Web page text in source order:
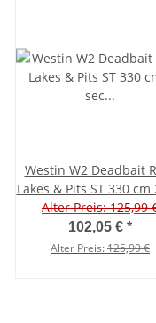
Westin W2 Deadbait
Lakes & Pits ST 330 cm
H 200 g
Alter Preis: 125,99
102,05 € *
Alter Preis:125,99 €